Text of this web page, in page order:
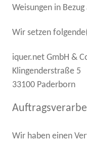
Weisungen in
Wir setzen
iquer.net GmbH &
Klingenderstraße 5
33100 Paderborn
Wir haben einen